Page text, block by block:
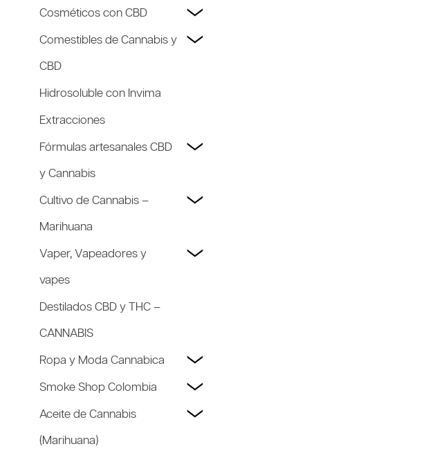
Cosméticos con CBD
Comestibles de Cannabis y
CBD
Hidrosoluble con Invima
Extracciones
Fórmulas artesanales CBD
y Cannabis
Cultivo de Cannabis –
Marihuana
Vaper, Vapeadores y
vapes
Destilados CBD y THC –
CANNABIS
Ropa y Moda Cannabica
Smoke Shop Colombia
Aceite de Cannabis
(Marihuana)